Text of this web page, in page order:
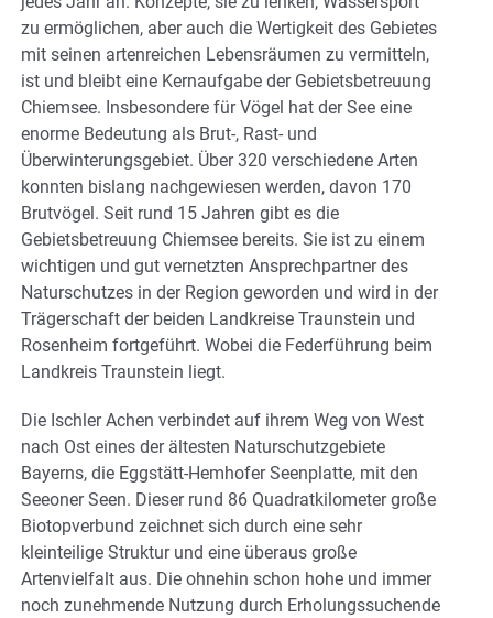
zu ermöglichen, aber auch die Wertigkeit des Gebietes
mit seinen artenreichen Lebensräumen zu vermitteln,
ist und bleibt eine Kernaufgabe der Gebietsbetreuung
Chiemsee. Insbesondere für Vögel hat der See eine
enorme Bedeutung als Brut-, Rast- und
Überwinterungsgebiet. Über 320 verschiedene Arten
konnten bislang nachgewiesen werden, davon 170
Brutvögel. Seit rund 15 Jahren gibt es die
Gebietsbetreuung Chiemsee bereits. Sie ist zu einem
wichtigen und gut vernetzten Ansprechpartner des
Naturschutzes in der Region geworden und wird in der
Trägerschaft der beiden Landkreise Traunstein und
Rosenheim fortgeführt. Wobei die Federführung beim
Landkreis Traunstein liegt.
Die Ischler Achen verbindet auf ihrem Weg von West
nach Ost eines der ältesten Naturschutzgebiete
Bayerns, die Eggstätt-Hemhofer Seenplatte, mit den
Seeoner Seen. Dieser rund 86 Quadratkilometer große
Biotopverbund zeichnet sich durch eine sehr
kleinteilige Struktur und eine überaus große
Artenvielfalt aus. Die ohnehin schon hohe und immer
noch zunehmende Nutzung durch Erholungssuchende